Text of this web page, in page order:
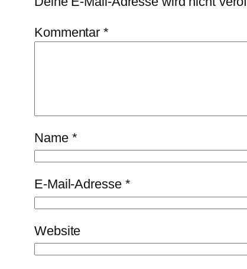
Kommentar*
Name *
E-Mail-Adresse *
Website